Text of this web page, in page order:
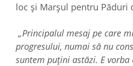
loc și Marșul pentru Păduri
„Principalul mesaj pe care
progresului, numai să nu
suntem puțini astăzi. E vorba